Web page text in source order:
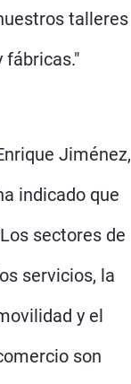
talleres
fábricas."
Jiménez,
indicado que
sectores de
servicios, la
y el
son